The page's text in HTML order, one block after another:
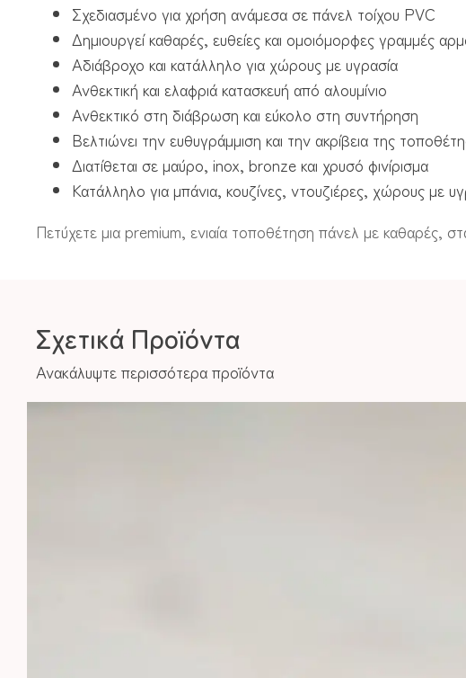
Σχεδιασμένο για χρήση ανάμεσα σε πάνελ τοίχου PVC
Δημιουργεί καθαρές, ευθείες και ομοιόμορφες γραμμές
Αδιάβροχο και κατάλληλο για χώρους με υγρασία
Ανθεκτική και ελαφριά κατασκευή από αλουμίνιο
Ανθεκτικό στη διάβρωση και εύκολο στη συντήρηση
Βελτιώνει την ευθυγράμμιση και την ακρίβεια της
Διατίθεται σε μαύρο, inox, bronze και χρυσό φινίρισμα
Κατάλληλο για μπάνια, κουζίνες, ντουζιέρες, χώρους με
Πετύχετε μια premium, ενιαία τοποθέτηση πάνελ με καθαρές,
Σχετικά Προϊόντα
Ανακάλυψτε περισσότερα προϊόντα